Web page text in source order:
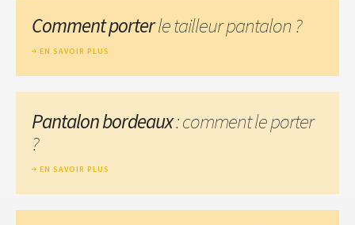
Comment porterle tailleur pantalon ?
EN SAVOIR PLUS
Pantalon bordeaux: comment le porter
?
EN SAVOIR PLUS